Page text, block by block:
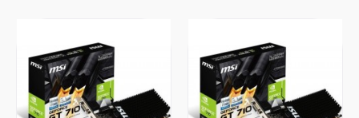
Gainward GeForce GTX1060 3GB GDDR5 HDMI